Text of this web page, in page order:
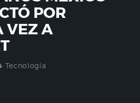
POR
VEZ A
Tecnología